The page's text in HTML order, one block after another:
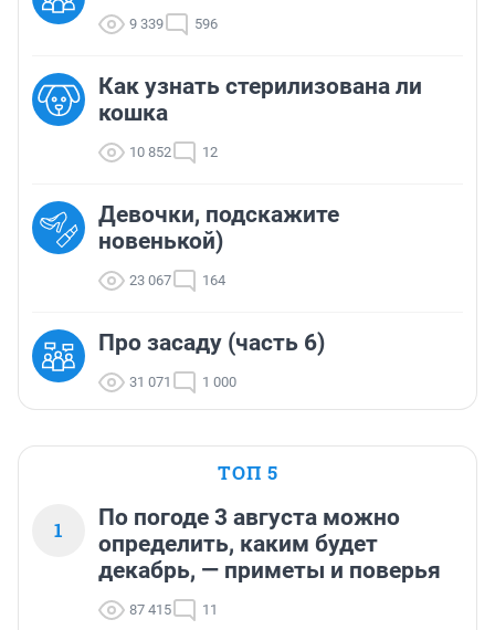
9 339 596
Как узнать стерилизована ли
кошка
10 852 12
Девочки, подскажите
новенькой)
23 067 164
Про засаду (часть 6)
31 071 1 000
ТОП 5
1
По погоде 3 августа можно
определить, каким будет
декабрь, — приметы и поверья
87 415 11